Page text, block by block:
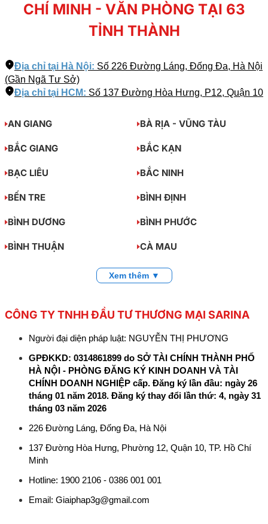
CHÍ MINH - VĂN PHÒNG TẠI 63
TỈNH THÀNH
Địa chỉ tại Hà Nội: Số 226 Đường Láng, Đống Đa, Hà Nội
(Gần Ngã Tư Sở)
Địa chỉ tại HCM: Số 137 Đường Hòa Hưng, P12, Quận 10
AN GIANG BÀ RỊA - VŨNG TÀU
BẮC GIANG BẮC KẠN
BẠC LIÊU BẮC NINH
BẾN TRE BÌNH ĐỊNH
BÌNH DƯƠNG BÌNH PHƯỚC
BÌNH THUẬN CÀ MAU
Xem thêm ▼
CÔNG TY TNHH ĐẦU TƯ THƯƠNG MẠI SARINA
Người đại diện pháp luật: NGUYỄN THỊ PHƯƠNG
GPĐKKD: 0314861899 do SỞ TÀI CHÍNH THÀNH PHỐ
HÀ NỘI - PHÒNG ĐĂNG KÝ KINH DOANH VÀ TÀI
CHÍNH DOANH NGHIỆP cấp. Đăng ký lần đầu: ngày 26
tháng 01 năm 2018. Đăng ký thay đổi lần thứ: 4, ngày 31
tháng 03 năm 2026
226 Đường Láng, Đống Đa, Hà Nội
137 Đường Hòa Hưng, Phường 12, Quận 10, TP. Hồ Chí
Minh
Hotline: 1900 2106 - 0386 001 001
Email: Giaiphap3g@gmail.com